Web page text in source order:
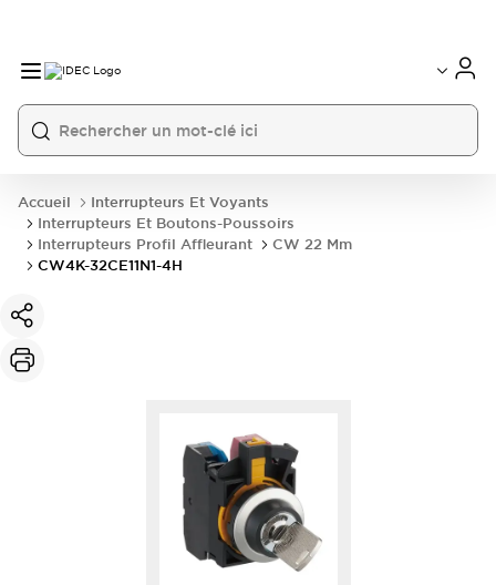
Accueil
Interrupteurs Et Voyants
Interrupteurs Et Boutons-Poussoirs
Interrupteurs Profil Affleurant
CW 22 Mm
CW4K-32CE11N1-4H